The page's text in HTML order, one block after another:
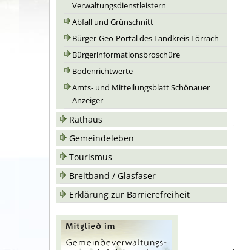
Verwaltungsdienstleistern
Abfall und Grünschnitt
Bürger-Geo-Portal des Landkreis Lörrach
Bürgerinformationsbroschüre
Bodenrichtwerte
Amts- und Mitteilungsblatt Schönauer
Anzeiger
Rathaus
Gemeindeleben
Tourismus
Breitband / Glasfaser
Erklärung zur Barrierefreiheit